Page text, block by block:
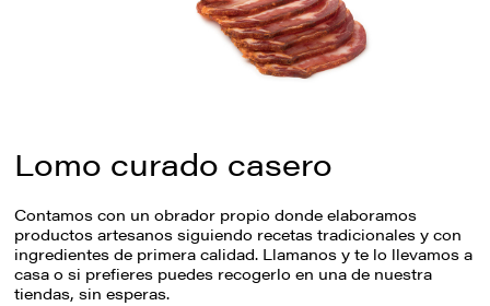
Lomo curado casero
Contamos con un obrador propio donde elaboramos
productos artesanos siguiendo recetas tradicionales y con
ingredientes de primera calidad. Llamanos y te lo llevamos a
casa o si prefieres puedes recogerlo en una de nuestra
tiendas, sin esperas.